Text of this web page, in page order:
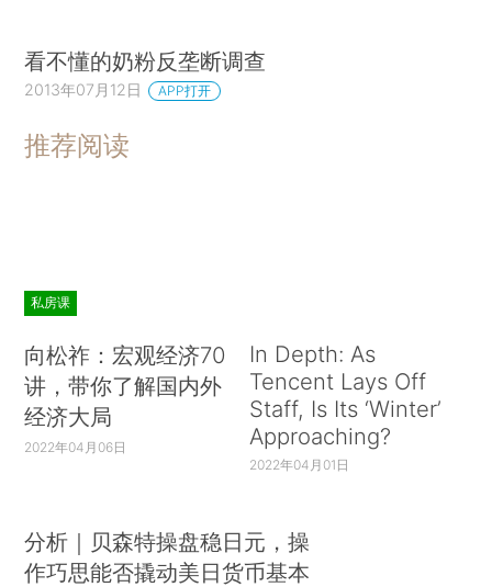
看不懂的奶粉反垄断调查
2013年07月12日 APP打开
推荐阅读
私房课
向松祚：宏观经济70
讲，带你了解国内外
经济大局
2022年04月06日
In Depth: As
Tencent Lays Off
Staff, Is Its ‘Winter’
Approaching?
2022年04月01日
分析｜贝森特操盘稳日元，操
作巧思能否撬动美日货币基本